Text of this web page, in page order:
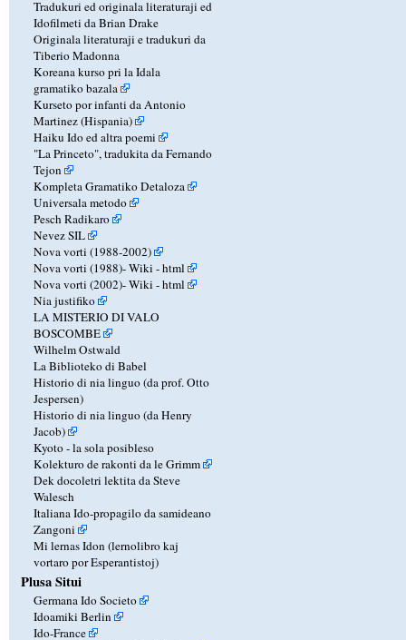
Tradukuri ed originala literaturaji ed
Idofilmeti da Brian Drake
Originala literaturaji e tradukuri da
Tiberio Madonna
Koreana kurso pri la Idala
gramatiko bazala
Kurseto por infanti da Antonio
Martinez (Hispania)
Haiku Ido ed altra poemi
"La Princeto", tradukita da Fernando
Tejon
Kompleta Gramatiko Detaloza
Universala metodo
Pesch Radikaro
Nevez SIL
Nova vorti (1988-2002)
Nova vorti (1988)-Wiki -html
Nova vorti (2002)-Wiki -html
Nia justifiko
LA MISTERIO DI VALO
BOSCOMBE
Wilhelm Ostwald
La Biblioteko di Babel
Historio di nia linguo (da prof. Otto
Jespersen)
Historio di nia linguo (da Henry
Jacob)
Kyoto - la sola posibleso
Kolekturo de rakonti da le Grimm
Dek docoletri lektita da Steve
Walesch
Italiana Ido-propagilo da samideano
Zangoni
Mi lernas Idon (lernolibro kaj
vortaro por Esperantistoj)
Plusa Situi
Germana Ido Societo
Idoamiki Berlin
Ido-France